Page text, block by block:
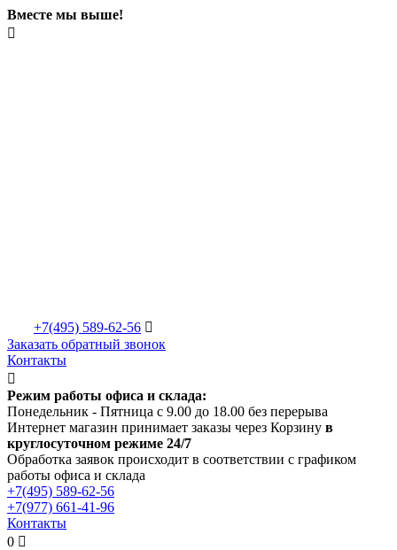
Вместе мы выше!

+7(495) 589-62-56 
Заказать обратный звонок
Контакты

Режим работы офиса и склада:
Понедельник - Пятница с 9.00 до 18.00 без перерыва
Интернет магазин принимает заказы через Корзину в
круглосуточном режиме 24/7
Обработка заявок происходит в соответствии с графиком
работы офиса и склада
+7(495) 589-62-56
+7(977) 661-41-96
Контакты
0 